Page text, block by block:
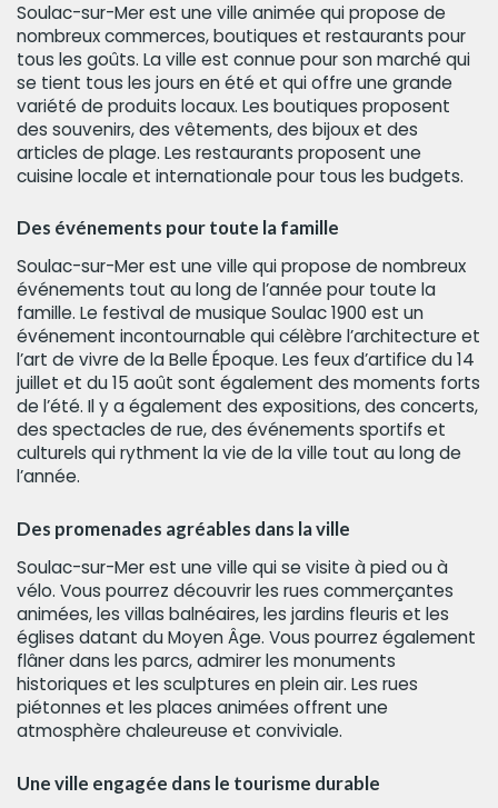
Soulac-sur-Mer est une ville animée qui propose de
nombreux commerces, boutiques et restaurants pour
tous les goûts. La ville est connue pour son marché qui
se tient tous les jours en été et qui offre une grande
variété de produits locaux. Les boutiques proposent
des souvenirs, des vêtements, des bijoux et des
articles de plage. Les restaurants proposent une
cuisine locale et internationale pour tous les budgets.
Des événements pour toute la famille
Soulac-sur-Mer est une ville qui propose de nombreux
événements tout au long de l’année pour toute la
famille. Le festival de musique Soulac 1900 est un
événement incontournable qui célèbre l’architecture et
l’art de vivre de la Belle Époque. Les feux d’artifice du 14
juillet et du 15 août sont également des moments forts
de l’été. Il y a également des expositions, des concerts,
des spectacles de rue, des événements sportifs et
culturels qui rythment la vie de la ville tout au long de
l’année.
Des promenades agréables dans la ville
Soulac-sur-Mer est une ville qui se visite à pied ou à
vélo. Vous pourrez découvrir les rues commerçantes
animées, les villas balnéaires, les jardins fleuris et les
églises datant du Moyen Âge. Vous pourrez également
flâner dans les parcs, admirer les monuments
historiques et les sculptures en plein air. Les rues
piétonnes et les places animées offrent une
atmosphère chaleureuse et conviviale.
Une ville engagée dans le tourisme durable